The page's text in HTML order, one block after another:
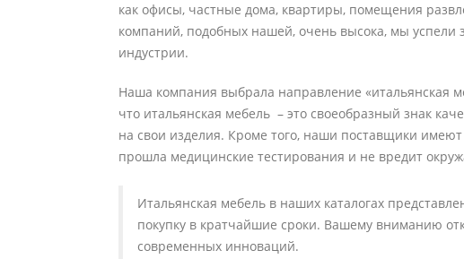
как офисы, частные дома, квартиры, помещения
компаний, подобных нашей, очень высока, мы успели
индустрии.
Наша компания выбрала направление «итальянская
что итальянская мебель – это своеобразный знак
на свои изделия. Кроме того, наши поставщики
прошла медицинские тестирования и не вредит
Итальянская мебель в наших каталогах
покупку в кратчайшие сроки. Вашему вниманию
современных инноваций.